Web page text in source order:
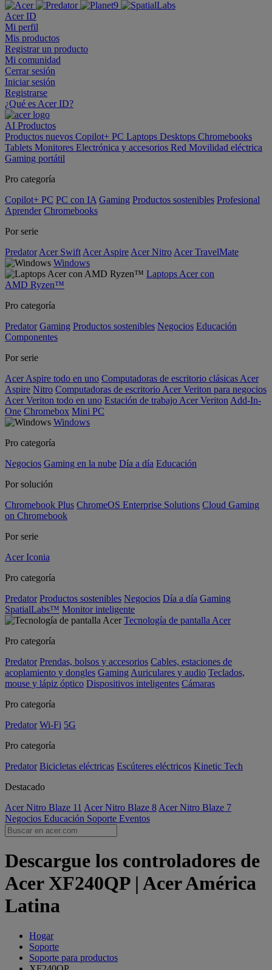
Acer ID
Mi perfil
Mis productos
Registrar un producto
Mi comunidad
Cerrar sesión
Iniciar sesión
Registrarse
¿Qué es Acer ID?
AI Productos
Productos nuevos Copilot+ PC Laptops Desktops Chromebooks
Tablets Monitores Electrónica y accesorios Red Movilidad eléctrica
Gaming portátil
Pro categoría
Copilot+ PC PC con IA Gaming Productos sostenibles Profesional
Aprender Chromebooks
Por serie
Predator Acer Swift Acer Aspire Acer Nitro Acer TravelMate
Windows
Laptops Acer con
AMD Ryzen™
Pro categoría
Predator Gaming Productos sostenibles Negocios Educación
Componentes
Por serie
Acer Aspire todo en uno Computadoras de escritorio clásicas Acer
Aspire Nitro Computadoras de escritorio Acer Veriton para negocios
Acer Veriton todo en uno Estación de trabajo Acer Veriton Add-In-
One Chromebox Mini PC
Windows
Pro categoría
Negocios Gaming en la nube Día a día Educación
Por solución
Chromebook Plus ChromeOS Enterprise Solutions Cloud Gaming
on Chromebook
Por serie
Acer Iconia
Pro categoría
Predator Productos sostenibles Negocios Día a día Gaming
SpatialLabs™ Monitor inteligente
Tecnología de pantalla Acer
Pro categoría
Predator Prendas, bolsos y accesorios Cables, estaciones de
acoplamiento y dongles Gaming Auriculares y audio Teclados,
mouse y lápiz óptico Dispositivos inteligentes Cámaras
Pro categoría
Predator Wi-Fi 5G
Pro categoría
Predator Bicicletas eléctricas Escúteres eléctricos Kinetic Tech
Destacado
Acer Nitro Blaze 11 Acer Nitro Blaze 8 Acer Nitro Blaze 7
Negocios Educación Soporte Eventos
Descargue los controladores de
Acer XF240QP | Acer América
Latina
Hogar
Soporte
Soporte para productos